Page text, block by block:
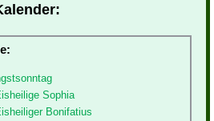
Sophia
Bonifatius